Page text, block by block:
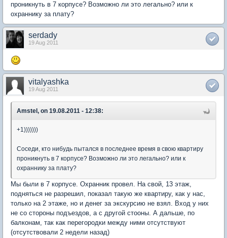
проникнуть в 7 корпусе? Возможно ли это легально? или к
охраннику за плату?
serdady
19 Aug 2011
vitalyashka
19 Aug 2011
Amstel, on 19.08.2011 - 12:38:
+1)))))))
Соседи, кто нибудь пытался в последнее время в свою квартиру
проникнуть в 7 корпусе? Возможно ли это легально? или к
охраннику за плату?
Мы были в 7 корпусе. Охранник провел. На свой, 13 этаж,
подняться не разрешил, показал такую же квартиру, как у нас,
только на 2 этаже, но и денег за экскурсию не взял. Вход у них
не со стороны подъездов, а с другой стооны. А дальше, по
балконам, так как перегородки между ними отсутствуют
(отсутствовали 2 недели назад)